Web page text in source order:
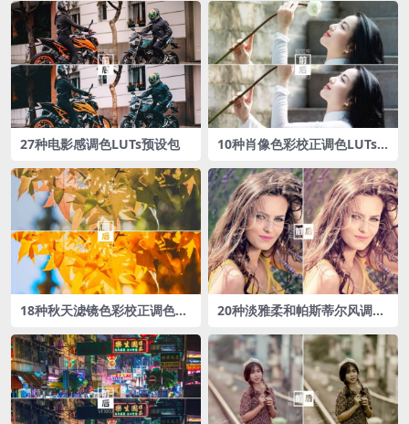
27种电影感调色LUTs预设包
10种肖像色彩校正调色LUTs
18种秋天滤镜色彩校正调色L
20种淡雅柔和帕斯蒂尔风调色